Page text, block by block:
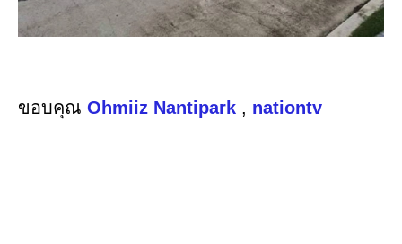
ขอบคุณ Ohmiiz Nantipark , nationtv